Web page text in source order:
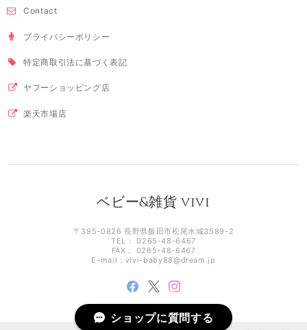
Contact
プライバシーポリシー
特定商取引法に基づく表記
ヤフーショッピング店
楽天市場店
ベビー&雑貨 vivi
〒395-0826 長野県飯田市松尾水城3589-2
TEL： 0265-48-6467
FAX： 0265-48-6467
E-mail： vivi-baby88@dream.jp
ショップに質問する